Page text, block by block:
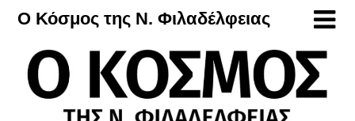
Μετάβαση
περιεχόμενο
Ο Κόσμος της Ν. Φιλαδέλφειας